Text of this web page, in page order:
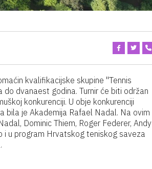
kvalifikacijske skupine "Tennis
dvanaest godina. Turnir će biti održan
konkurenciji. U obje konkurenciji
bila je Akademija Rafael Nadal. Na ovim
Dominic Thiem, Roger Federer, Andy
i u program Hrvatskog teniskog saveza